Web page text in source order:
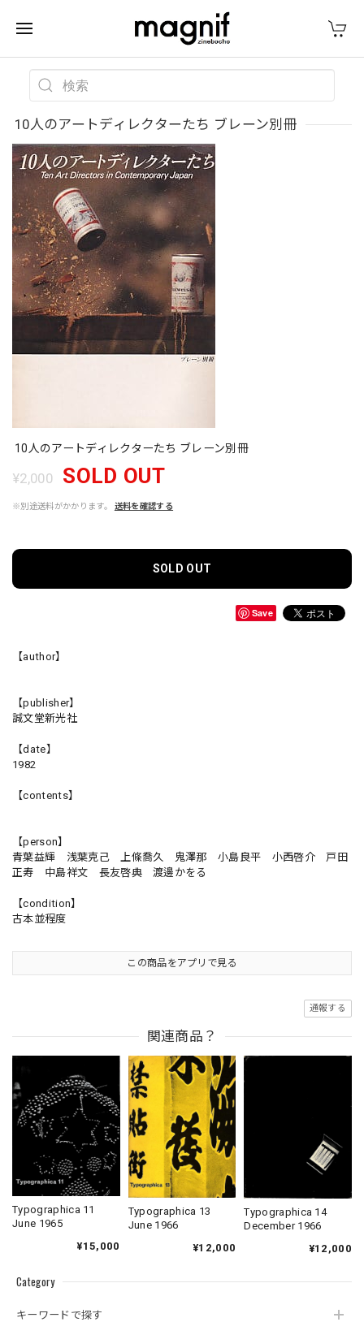
Category
キーワードで探す
10人のアートディレクターたち ブレーン別冊
10人のアートディレクターたち ブレーン別冊
¥2,000 SOLD OUT
※別途送料がかかります。 送料を確認する
SOLD OUT
Save
【author】
【publisher】
誠文堂新光社
【date】
1982
【contents】
【person】
青葉益輝 浅葉克己 上條喬久 鬼澤那 小島良平 小西啓介 戸田
正寿 中島祥文 長友啓典 渡邊かをる
【condition】
古本並程度
この商品をアプリで見る
通報する
関連商品？
Typographica 11
June 1965
¥15,000
Typographica 13
June 1966
¥12,000
Typographica 14
December 1966
¥12,000